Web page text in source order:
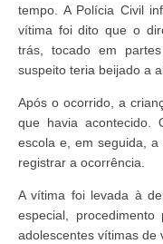
tempo. A Polícia Civil
vítima foi dito que o
trás, tocado em
suspeito teria beijado a
Após o ocorrido, a
que havia acontecido.
escola e, em seguida,
registrar a ocorrência.
A vítima foi levada à
especial,
adolescentes vítimas de